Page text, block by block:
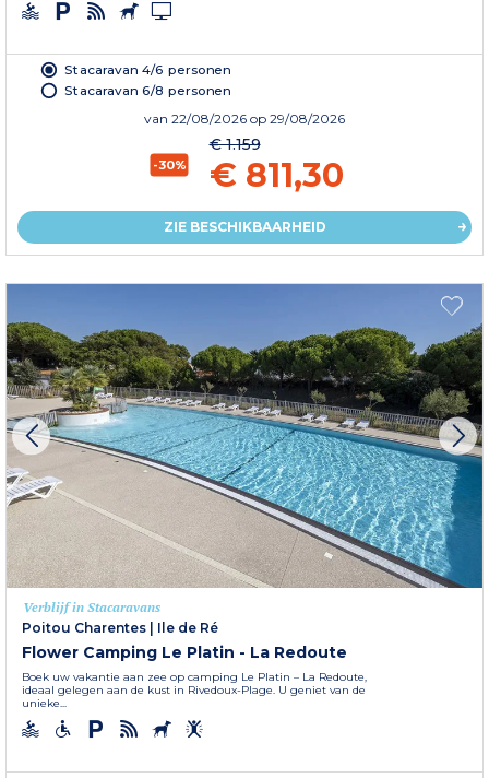
Stacaravan 4/6 personen
Stacaravan 6/8 personen
van 22/08/2026 op 29/08/2026
-30%
€ 1.159
€ 811,30
ZIE BESCHIKBAARHEID
Verblijf in Stacaravans
Poitou Charentes
Ile de Ré
Flower Camping Le Platin - La Redoute
Boek uw vakantie aan zee op camping Le Platin – La Redoute,
ideaal gelegen aan de kust in Rivedoux-Plage. U geniet van de
unieke...